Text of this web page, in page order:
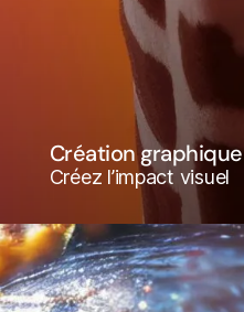
Création graphique
Créez l’impact visuel